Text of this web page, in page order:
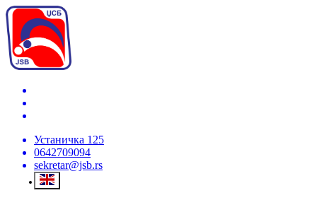
Устаничка 125
0642709094
sekretar@jsb.rs